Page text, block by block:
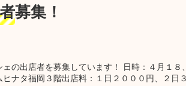
募集！
の出店者を募集しています！ 日時：４月１８、
ナタ福岡３階出店料：１日２０００円、２日３